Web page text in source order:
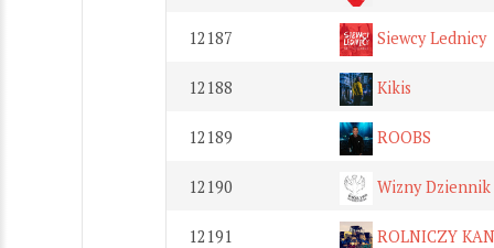
12187 Siewcy Lednicy
12188 Kikis
12189 ROOBS
12190 Wizny Dziennik
12191 ROLNICZY